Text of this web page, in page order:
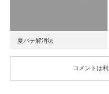
夏バテ解消法
コメントは利